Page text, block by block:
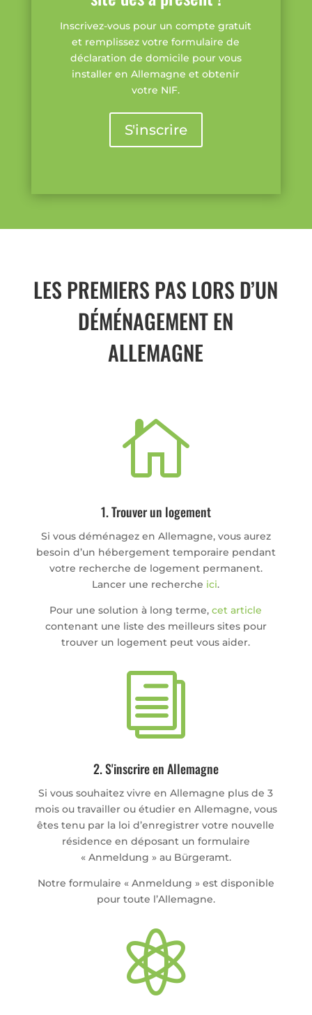
Inscrivez-vous pour un compte gratuit
et remplissez votre formulaire de
déclaration de domicile pour vous
installer en Allemagne et obtenir
votre NIF.
S'inscrire
LES PREMIERS PAS LORS D’UN
DÉMÉNAGEMENT EN
ALLEMAGNE

1. Trouver un logement
Si vous déménagez en Allemagne, vous aurez
besoin d’un hébergement temporaire pendant
votre recherche de logement permanent.
Lancer une recherche ici.
Pour une solution à long terme,cet article
contenant une liste des meilleurs sites pour
trouver un logement peut vous aider.
i
2. S'inscrire en Allemagne
Si vous souhaitez vivre en Allemagne plus de 3
mois ou travailler ou étudier en Allemagne, vous
êtes tenu par la loi d’enregistrer votre nouvelle
résidence en déposant un formulaire
« Anmeldung » au Bürgeramt.
Notre formulaire « Anmeldung » est disponible
pour toute l’Allemagne.
